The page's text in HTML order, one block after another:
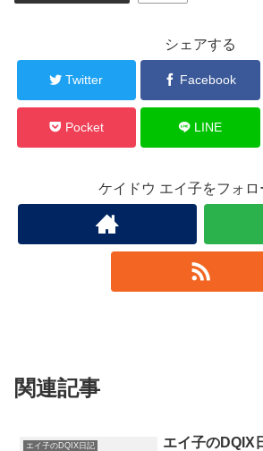
シェアする
Twitter Facebook
Pocket LINE
ケイドウ エイ子をフォロ
関連記事
エイ子のDQIX日記
エイ子のDQIX